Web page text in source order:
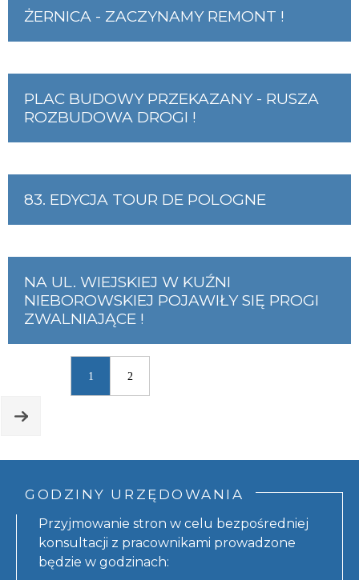
ŻERNICA - ZACZYNAMY REMONT !
PLAC BUDOWY PRZEKAZANY - RUSZA
ROZBUDOWA DROGI !
83. EDYCJA TOUR DE POLOGNE
NA UL. WIEJSKIEJ W KUŹNI
NIEBOROWSKIEJ POJAWIŁY SIĘ PROGI
ZWALNIAJĄCE !
1 2
GODZINY URZĘDOWANIA
Przyjmowanie stron w celu bezpośredniej
konsultacji z pracownikami prowadzone
będzie w godzinach: